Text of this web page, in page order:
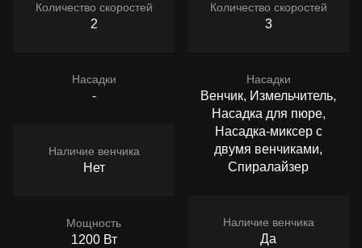
Количество скоростей
2
Насадки
-
Наличие венчика
Нет
Мощность
1200 Вт
Количество скоростей
3
Насадки
Венчик, Измельчитель,
Насадка для пюре,
Насадка-миксер с
двумя венчиками,
Спиралайзер
Наличие венчика
Да